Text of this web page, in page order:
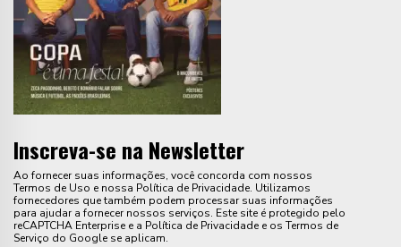
Inscreva-se na Newsletter
Ao fornecer suas informações, você concorda com nossos
Termos de Uso e nossa Política de Privacidade. Utilizamos
fornecedores que também podem processar suas informações
para ajudar a fornecer nossos serviços. Este site é protegido pelo
reCAPTCHA Enterprise e a Política de Privacidade e os Termos de
Serviço do Google se aplicam.